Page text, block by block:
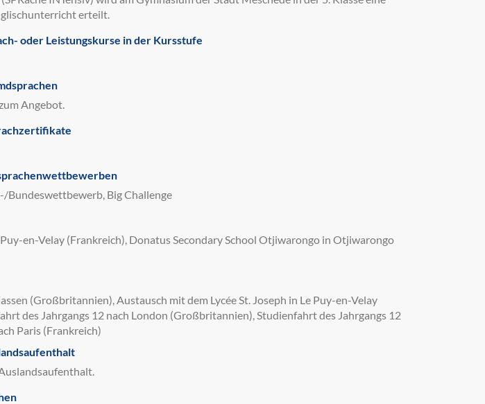
erteilt.
oder Leistungskurse in der Kursstufe
Angebot.
Bundeswettbewerb, Big Challenge
Puy-en-Velay (Frankreich), Donatus Secondary School Otjiwarongo in Otjiwarongo
(Großbritannien), Austausch mit dem Lycée St. Joseph in Le Puy-en-Velay
des Jahrgangs 12 nach London (Großbritannien), Studienfahrt des Jahrgangs 12
Paris (Frankreich)